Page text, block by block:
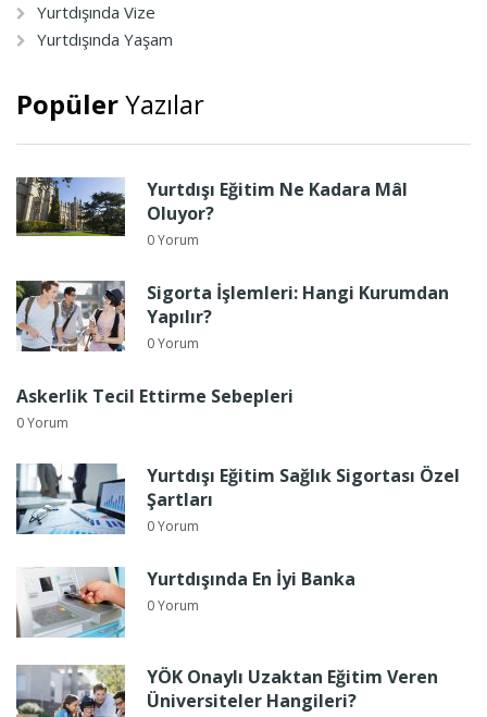
Yurtdışında Vize
Yurtdışında Yaşam
PopülerYazılar
Yurtdışı Eğitim Ne Kadara Mâl
Oluyor?
0 Yorum
Sigorta İşlemleri: Hangi Kurumdan
Yapılır?
0 Yorum
Askerlik Tecil Ettirme Sebepleri
0 Yorum
Yurtdışı Eğitim Sağlık Sigortası Özel
Şartları
0 Yorum
Yurtdışında En İyi Banka
0 Yorum
YÖK Onaylı Uzaktan Eğitim Veren
Üniversiteler Hangileri?